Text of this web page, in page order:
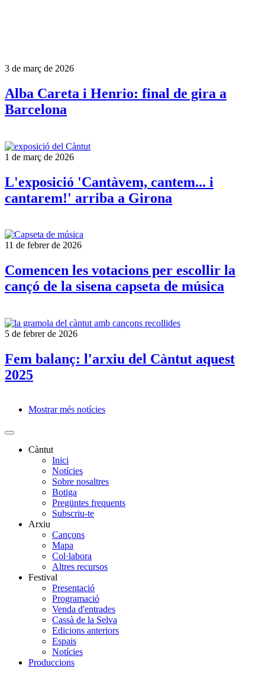
3 de març de 2026
Alba Careta i Henrio: final de gira a
Barcelona
1 de març de 2026
L'exposició 'Cantàvem, cantem... i
cantarem!' arriba a Girona
11 de febrer de 2026
Comencen les votacions per escollir la
cançó de la sisena capseta de música
5 de febrer de 2026
Fem balanç: l'arxiu del Càntut aquest
2025
Mostrar més notícies
Càntut
Inici
Notícies
Sobre nosaltres
Botiga
Pregüntes frequents
Subscriu-te
Arxiu
Cançons
Mapa
Col·labora
Altres recursos
Festival
Presentació
Programació
Venda d'entrades
Cassà de la Selva
Edicions anteriors
Espais
Notícies
Produccions